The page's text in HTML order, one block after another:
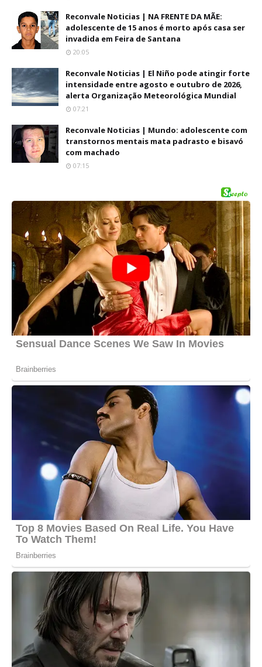
Reconvale Noticias | NA FRENTE DA MÃE:
adolescente de 15 anos é morto após casa ser
invadida em Feira de Santana
20:05
Reconvale Noticias | El Niño pode atingir forte
intensidade entre agosto e outubro de 2026,
alerta Organização Meteorológica Mundial
07:21
Reconvale Noticias | Mundo: adolescente com
transtornos mentais mata padrasto e bisavó
com machado
07:15